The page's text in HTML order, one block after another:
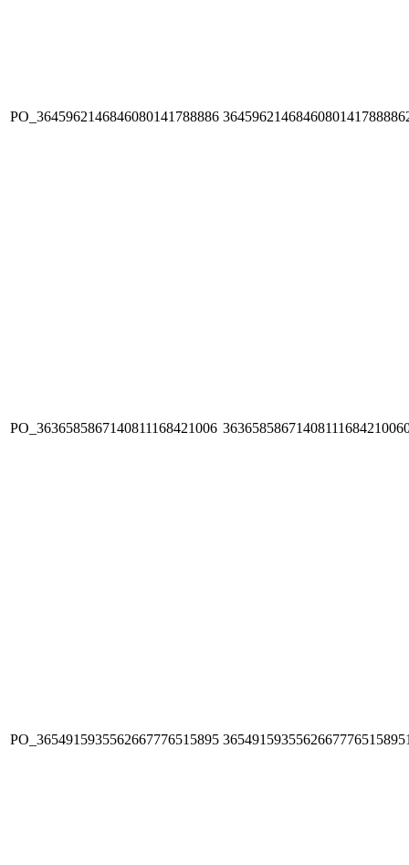
PO_3645962146846080141788886
PO_3636585867140811168421006
PO_3654915935562667776515895